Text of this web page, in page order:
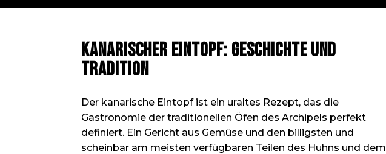
Kanarischer Eintopf: Geschichte und
Tradition
Der kanarische Eintopf ist ein uraltes Rezept, das die
Gastronomie der traditionellen Öfen des Archipels perfekt
definiert. Ein Gericht aus Gemüse und den billigsten und
scheinbar am meisten verfügbaren Teilen des Huhns und dem